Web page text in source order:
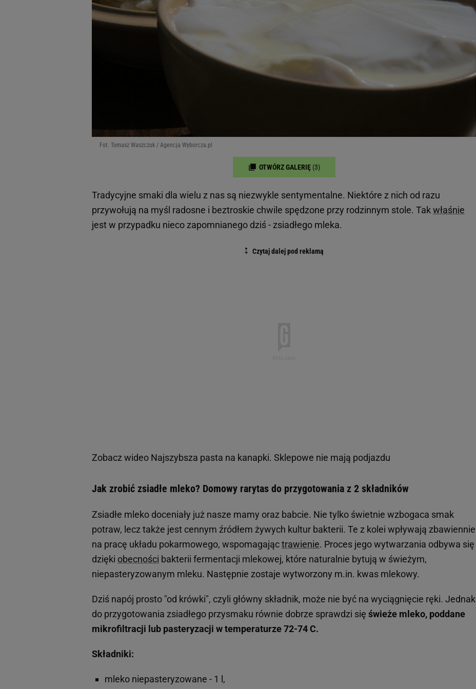
Fot. Tomasz Waszczuk / Agencja Wyborcza.pl
OTWÓRZ GALERIĘ (3)
Tradycyjne smaki dla wielu z nas są niezwykle sentymentalne. Niektóre z nich od razu
przywołują na myśl radosne i beztroskie chwile spędzone przy rodzinnym stole. Takwłaśnie
jest w przypadku nieco zapomnianego dziś - zsiadłego mleka.
Zobacz wideo Najszybsza pasta na kanapki. Sklepowe nie mają podjazdu
Jak zrobić zsiadłe mleko? Domowy rarytas do przygotowania z 2 składników
Zsiadłe mleko doceniały już nasze mamy oraz babcie. Nie tylko świetnie wzbogaca smak
potraw, lecz także jest cennym źródłem żywych kultur bakterii. Te z kolei wpływają zbawiennie
na pracę układu pokarmowego, wspomagająctrawienie. Proces jego wytwarzania odbywa się
dzięki obecności bakterii fermentacji mlekowej, które naturalnie bytują w świeżym,
niepasteryzowanym mleku. Następnie zostaje wytworzony m.in. kwas mlekowy.
Dziś napój prosto "od krówki", czyli główny składnik, może nie być na wyciągnięcie ręki. Jednak
do przygotowania zsiadłego przysmaku równie dobrze sprawdzi się świeże mleko, poddane
mikrofiltracji lub pasteryzacji w temperaturze 72-74 C.
Składniki:
mleko niepasteryzowane - 1 l,